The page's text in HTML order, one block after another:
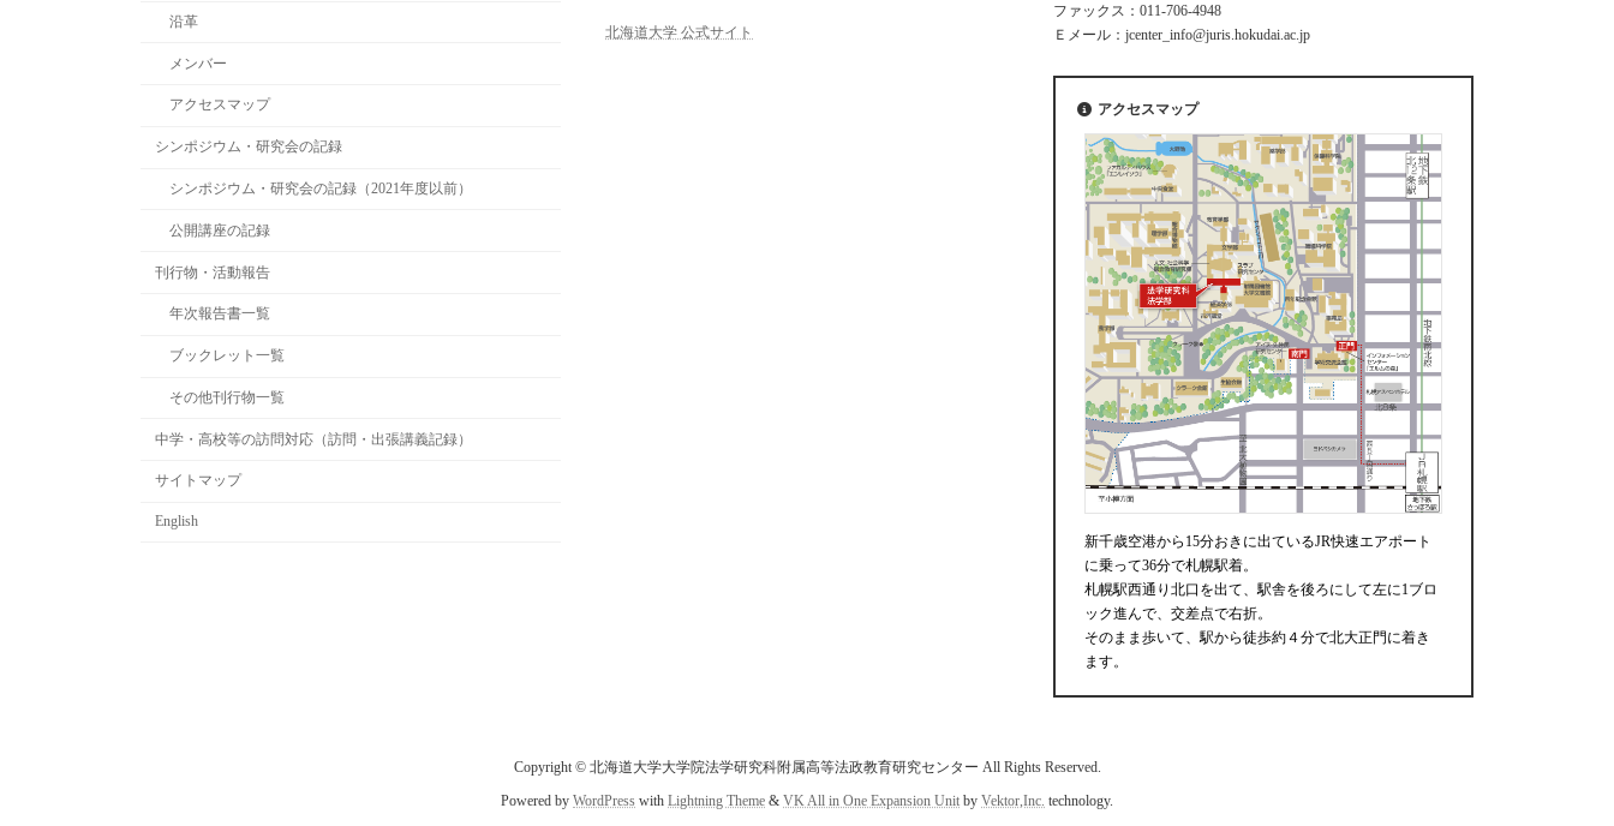
沿革
メンバー
アクセスマップ
シンポジウム・研究会の記録
シンポジウム・研究会の記録（2021年度以前）
公開講座の記録
刊行物・活動報告
年次報告書一覧
ブックレット一覧
その他刊行物一覧
中学・高校等の訪問対応（訪問・出張講義記録）
サイトマップ
English
北海道大学 公式サイト
ファックス：011-706-4948
Ｅメール：jcenter_info@juris.hokudai.ac.jp
アクセスマップ
新千歳空港から15分おきに出ているJR快速エアポート
に乗って36分で札幌駅着。
札幌駅西通り北口を出て、駅舎を後ろにして左に1ブロ
ック進んで、交差点で右折。
そのまま歩いて、駅から徒歩約４分で北大正門に着き
ます。
Copyright © 北海道大学大学院法学研究科附属高等法政教育研究センター All Rights Reserved.
Powered by WordPress with Lightning Theme & VK All in One Expansion Unit by Vektor,Inc. technology.